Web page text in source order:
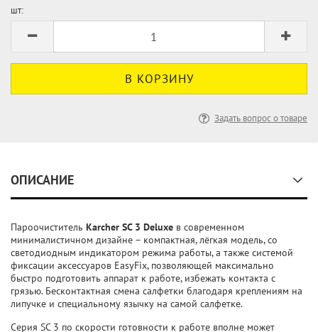
шт:
Задать вопрос о товаре
ОПИСАНИЕ
Пароочиститель Karcher SC 3 Deluxe в современном
минималистичном дизайне – компактная, лёгкая модель, со
светодиодным индикатором режима работы, а также системой
фиксации аксессуаров EasyFix, позволяющей максимально
быстро подготовить аппарат к работе, избежать контакта с
грязью. Бесконтактная смена салфетки благодаря креплениям на
липучке и специальному язычку на самой салфетке.
Серия SC 3 по скорости готовности к работе вполне может